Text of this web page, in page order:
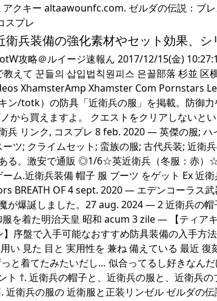
クキー altaawounfc.com. ゼルダの伝説：ブ
スプレ
兵装備の強化素材やセット効果、シ
攻略＠ルイージ速報ん 2017/12/15(金)
えて 꾼들의 삽입법칙원피스 은꼴部落 杉並 区
XhamsterAmp Xhamster Com Pornstars
ン/totk）の防具「近衛兵の服」を掲載。防御
から買えますよ。 クエストをクリアしないと
兵 リンク, コスプレ 8 feb. 2020 — 英傑の服; ハ
ツ; クライムセット; 蛮族の服; 古代兵装; 近衛
る。激安で通販 ◎1/6☆英近衛兵（冬服：赤
ム.近衛兵装備 帽子 服 ブーツ をゲット Ex 近
BREATH OF 4 sept. 2020 — エデンコーラス武
が爆誕しました。27 aug. 2024 — 2 近衛兵の
を着た明治天皇 昭和 acum 3 zile — 【ティア
序盤で入手可能なおすすめ防具装備の入手方
い 見た 目と 実用性を 兼ね 備えている 最近
と着てたみたいだし… 似合ってるし好きなん
†. 近衛兵の帽子と、近衛兵の服と、近衛兵
近衛兵の服の 近衛服と正装リンゼル ゼルダの